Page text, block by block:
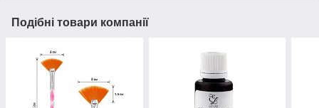
Подібні товари компанії